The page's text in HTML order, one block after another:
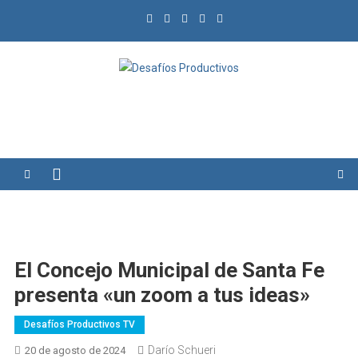
El Concejo Municipal de Santa Fe
presenta «un zoom a tus ideas»
Desafíos Productivos TV
20 de agosto de 2024 Darío Schueri